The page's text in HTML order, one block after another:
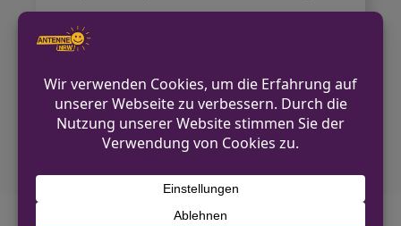
Portmonee aus Pkw in Wegberg gestohlen
NÄCHSTER BEITRAG
Pkw-Brand in Geilenkirchen-Gillrath